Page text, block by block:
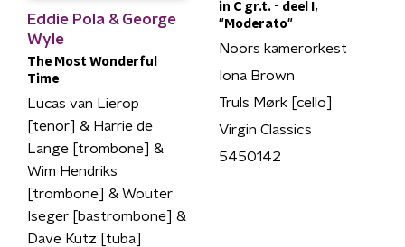
Eddie Pola & George
Wyle
The Most Wonderful
Time
Lucas van Lierop
[tenor] & Harrie de
Lange [trombone] &
Wim Hendriks
[trombone] & Wouter
Iseger [bastrombone] &
Dave Kutz [tuba]
in C gr.t. - deel I,
"Moderato"
Noors kamerorkest
Iona Brown
Truls Mørk [cello]
Virgin Classics
5450142